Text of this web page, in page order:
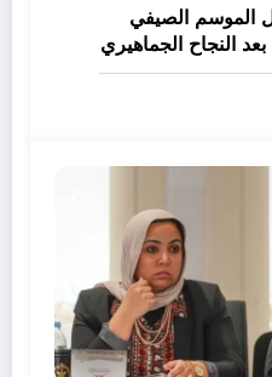
الموسم الصيفي
النجاح الجماهيري